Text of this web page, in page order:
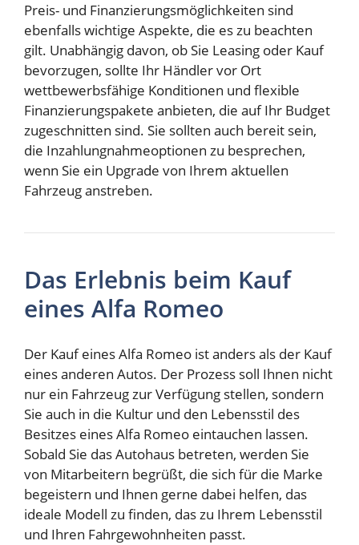
Preis- und Finanzierungsmöglichkeiten sind
ebenfalls wichtige Aspekte, die es zu beachten
gilt. Unabhängig davon, ob Sie Leasing oder Kauf
bevorzugen, sollte Ihr Händler vor Ort
wettbewerbsfähige Konditionen und flexible
Finanzierungspakete anbieten, die auf Ihr Budget
zugeschnitten sind. Sie sollten auch bereit sein,
die Inzahlungnahmeoptionen zu besprechen,
wenn Sie ein Upgrade von Ihrem aktuellen
Fahrzeug anstreben.
Das Erlebnis beim Kauf
eines Alfa Romeo
Der Kauf eines Alfa Romeo ist anders als der Kauf
eines anderen Autos. Der Prozess soll Ihnen nicht
nur ein Fahrzeug zur Verfügung stellen, sondern
Sie auch in die Kultur und den Lebensstil des
Besitzes eines Alfa Romeo eintauchen lassen.
Sobald Sie das Autohaus betreten, werden Sie
von Mitarbeitern begrüßt, die sich für die Marke
begeistern und Ihnen gerne dabei helfen, das
ideale Modell zu finden, das zu Ihrem Lebensstil
und Ihren Fahrgewohnheiten passt.